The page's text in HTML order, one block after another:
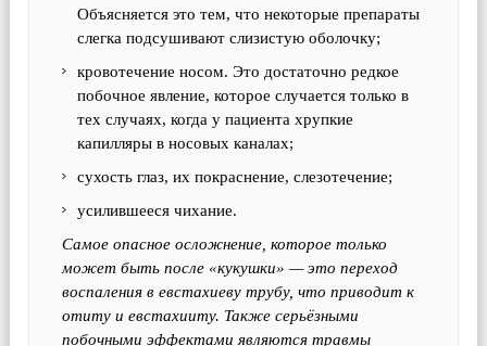
Объясняется это тем, что некоторые препараты
слегка подсушивают слизистую оболочку;
кровотечение носом. Это достаточно редкое
побочное явление, которое случается только в
тех случаях, когда у пациента хрупкие
капилляры в носовых каналах;
сухость глаз, их покраснение, слезотечение;
усилившееся чихание.
Самое опасное осложнение, которое только
может быть после «кукушки» — это переход
воспаления в евстахиеву трубу, что приводит к
отиту и евстахииту. Также серьёзными
побочными эффектами являются травмы